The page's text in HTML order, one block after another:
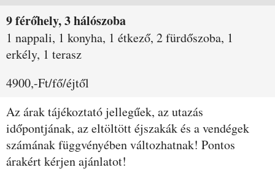
9 férőhely, 3 hálószoba
1 nappali, 1 konyha, 1 étkező, 2 fürdőszoba, 1
erkély, 1 terasz
4900,-Ft/fő/éjtől
Az árak tájékoztató jellegűek, az utazás
időpontjának, az eltöltött éjszakák és a vendégek
számának függvényében változhatnak! Pontos
árakért kérjen ajánlatot!